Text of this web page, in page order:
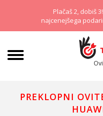
Plačaš 2, dobiš
najcenejšega
PREKLOPNI